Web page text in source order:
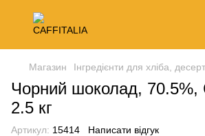
Магазин Інгредієнти для хліба,
Чорний шоколад, 70.5%,
2.5 кг
Артикул: 15414 Написати відгук